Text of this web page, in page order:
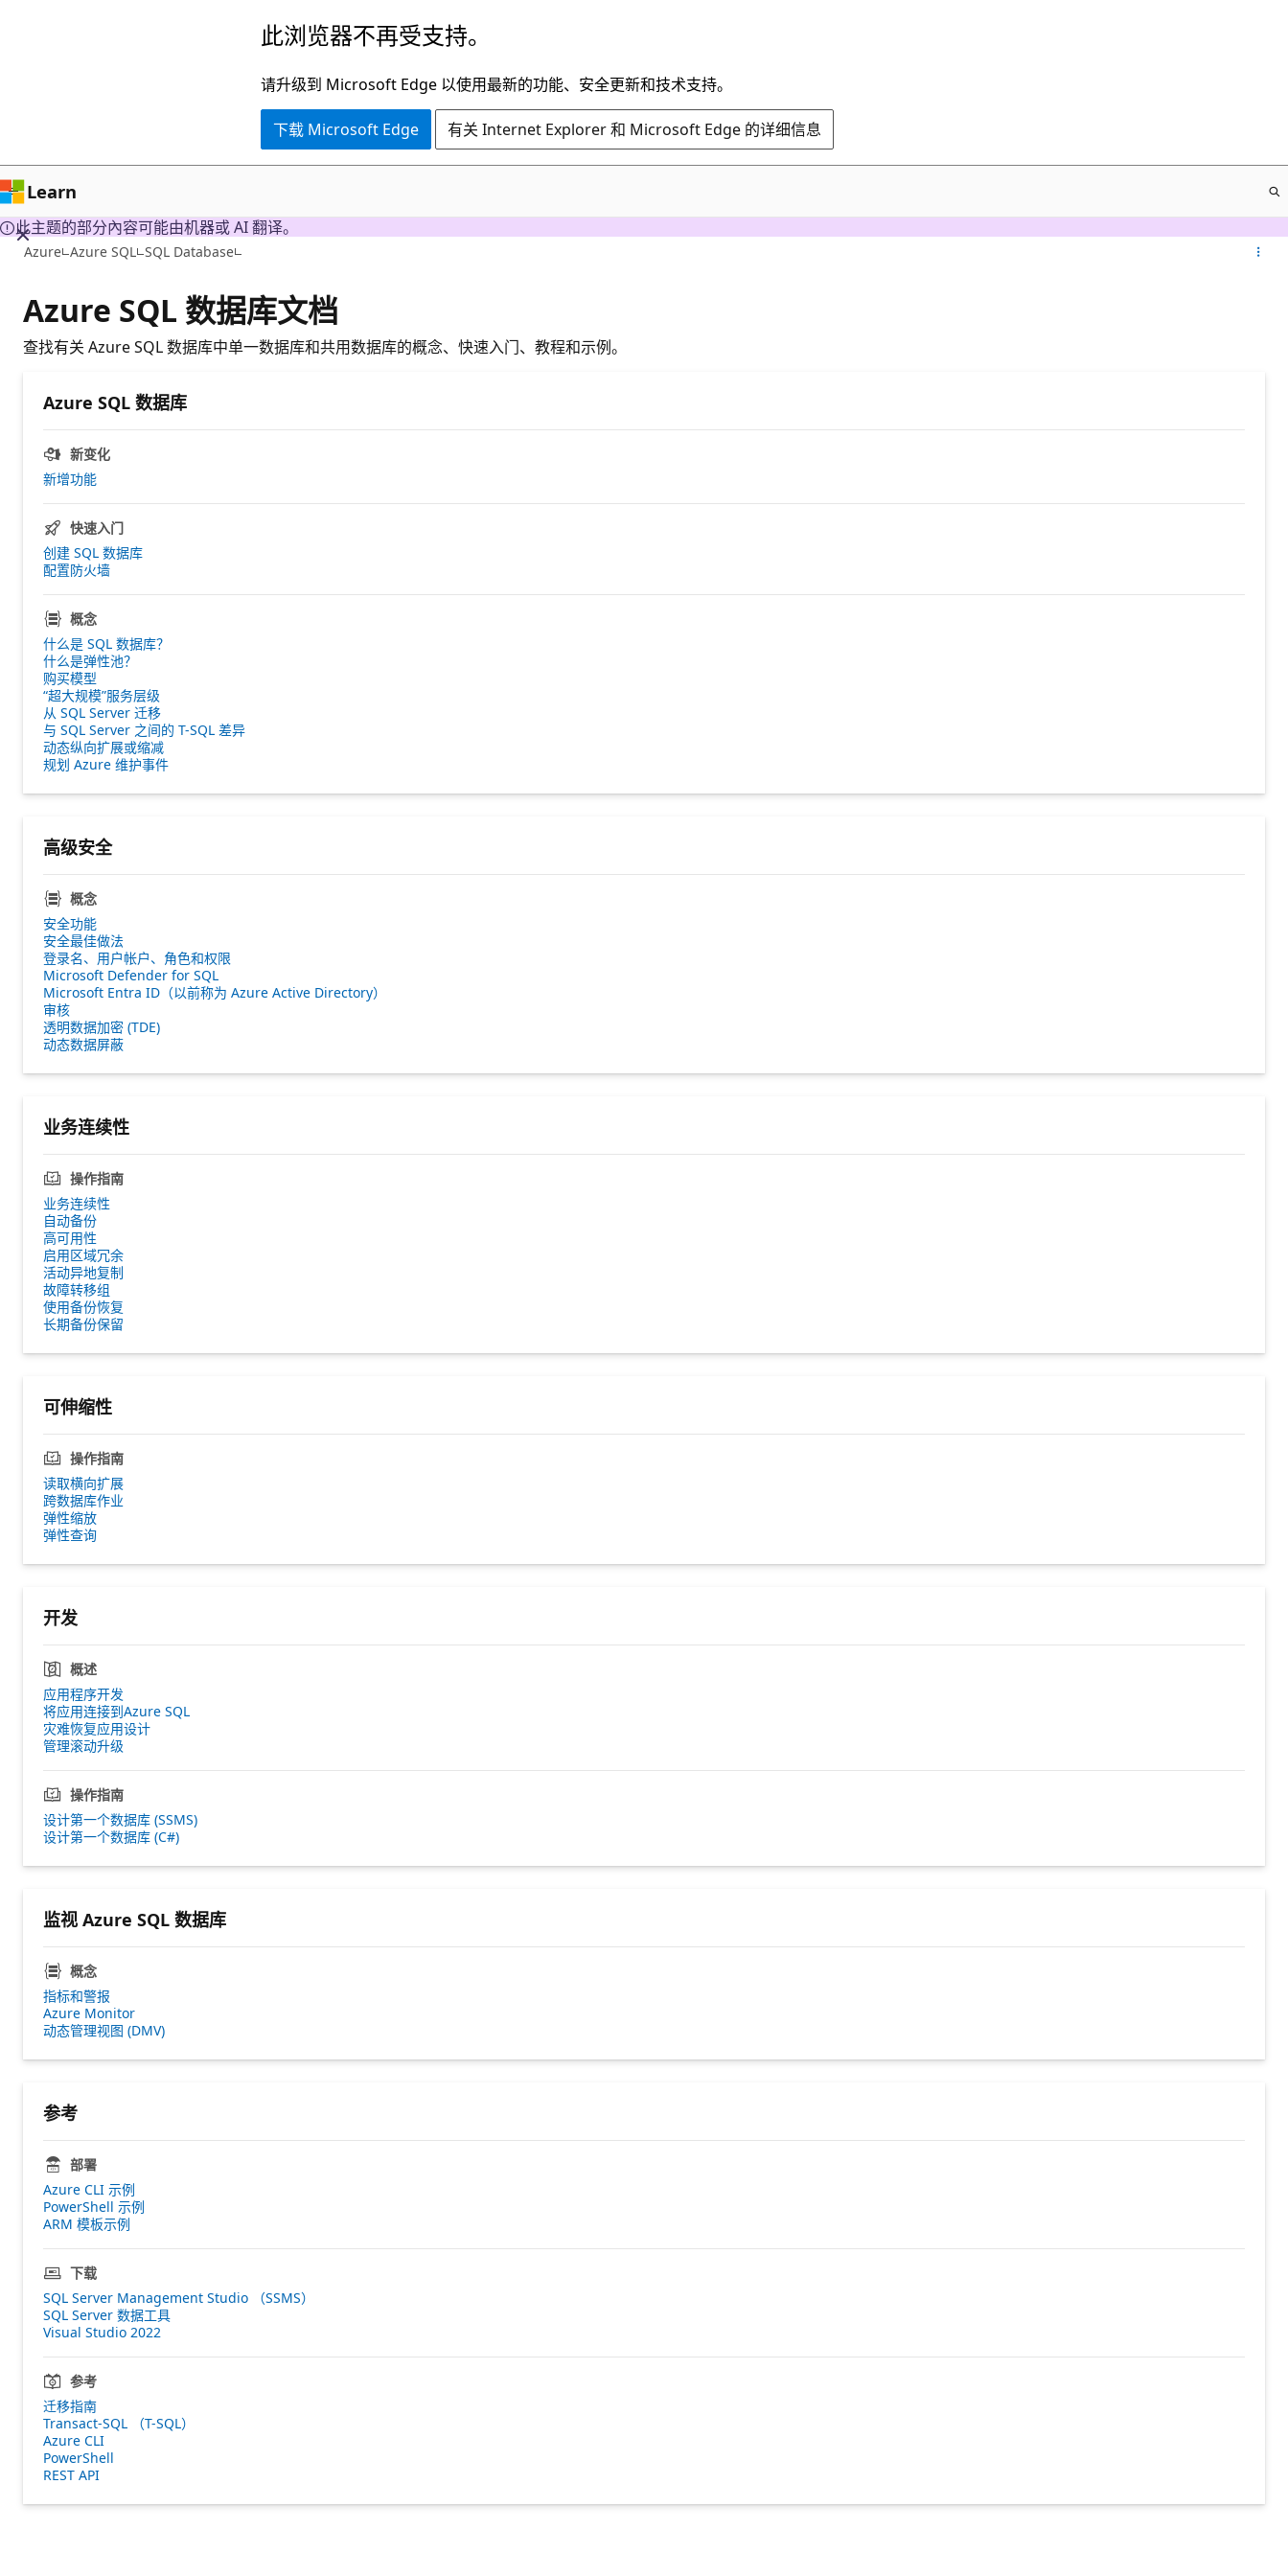
容
此浏览器不再受支持。
请升级到 Microsoft Edge 以使用最新的功能、安全更新和技术支持。
下载 Microsoft Edge 有关 Internet Explorer 和 Microsoft Edge 的详细信息
Learn
此主题的部分內容可能由机器或 AI 翻译。
Azure Azure SQL SQL Database
Azure SQL 数据库文档
查找有关 Azure SQL 数据库中单一数据库和共用数据库的概念、快速入门、教程和示例。
Azure SQL 数据库
新变化
新增功能
快速入门
创建 SQL 数据库
配置防火墙
概念
什么是 SQL 数据库？
什么是弹性池？
购买模型
“超大规模”服务层级
从 SQL Server 迁移
与 SQL Server 之间的 T-SQL 差异
动态纵向扩展或缩减
规划 Azure 维护事件
高级安全
概念
安全功能
安全最佳做法
登录名、用户帐户、角色和权限
Microsoft Defender for SQL
Microsoft Entra ID（以前称为 Azure Active Directory）
审核
透明数据加密 (TDE)
动态数据屏蔽
业务连续性
操作指南
业务连续性
自动备份
高可用性
启用区域冗余
活动异地复制
故障转移组
使用备份恢复
长期备份保留
可伸缩性
操作指南
读取横向扩展
跨数据库作业
弹性缩放
弹性查询
开发
概述
应用程序开发
将应用连接到Azure SQL
灾难恢复应用设计
管理滚动升级
操作指南
设计第一个数据库 (SSMS)
设计第一个数据库 (C#)
监视 Azure SQL 数据库
概念
指标和警报
Azure Monitor
动态管理视图 (DMV)
参考
部署
Azure CLI 示例
PowerShell 示例
ARM 模板示例
下载
SQL Server Management Studio （SSMS）
SQL Server 数据工具
Visual Studio 2022
参考
迁移指南
Transact-SQL （T-SQL）
Azure CLI
PowerShell
REST API